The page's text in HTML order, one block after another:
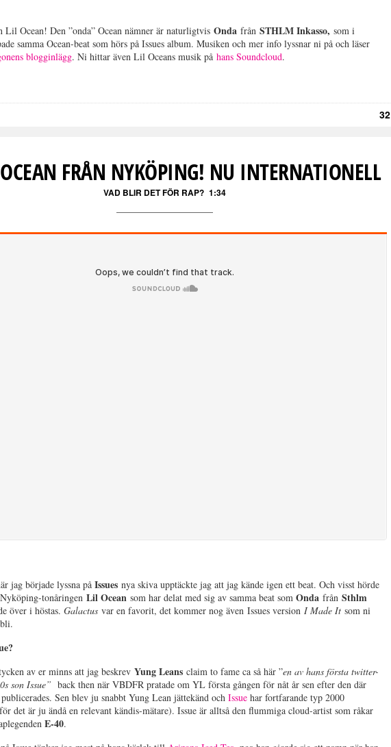
Lil Ocean! Den ”onda” Ocean nämner är naturligtvisOndafrånSTHLM Inkasso,som i
samma Ocean-beat som hörs på Issues album. Musiken och mer info lyssnar ni på och läser
blogginlägg. Ni hittar även Lil Oceans musik påhans Soundcloud.
32
FRÅN NYKÖPING! NU INTERNATIONELL
VAD BLIR DET FÖR RAP? 1:34
jag började lyssna påIssuesnya skiva upptäckte jag att jag kände igen ett beat. Och visst hörde
tonåringenLil Oceansom har delat med sig av samma beat somOndafrånSthlm
över i höstas.Galactusvar en favorit, det kommer nog även Issues versionI Made Itsom ni
av er minns att jag beskrevYung Leansclaim to fame ca så här ”en av hans första twitter-
son Issue” back then när VBDFR pratade om YL första gången för nåt år sen efter den där
Sen blev ju snabbt Yung Lean jättekänd ochIssue har fortfarande typ 2000
det är ju ändå en relevant kändis-mätare). Issue är alltså den flummiga cloud-artist som råkar
E-40.